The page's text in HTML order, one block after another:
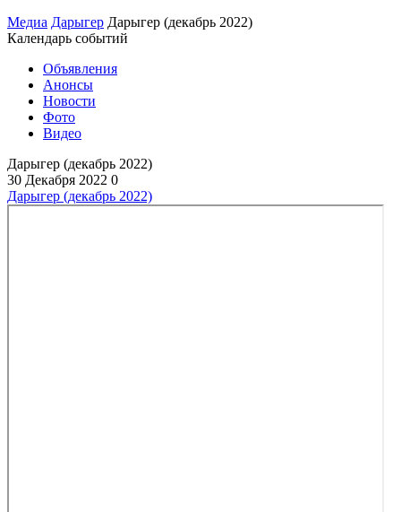
Медиа Дарыгер Дарыгер (декабрь 2022)
Календарь событий
Объявления
Анонсы
Новости
Фото
Видео
Дарыгер (декабрь 2022)
30 Декабря 2022 0
Дарыгер (декабрь 2022)